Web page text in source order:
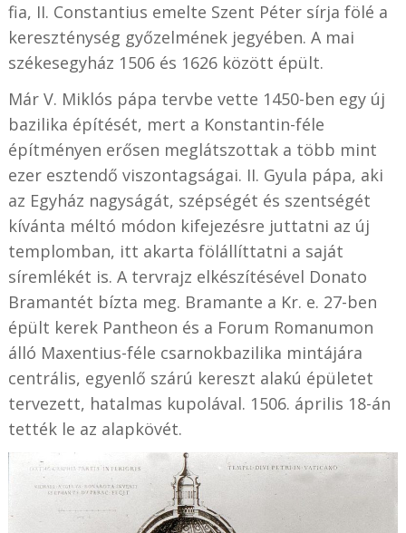
fia, II. Constantius emelte Szent Péter sírja fölé a
kereszténység győzelmének jegyében. A mai
székesegyház 1506 és 1626 között épült.
Már V. Miklós pápa tervbe vette 1450-ben egy új
bazilika építését, mert a Konstantin-féle
építményen erősen meglátszottak a több mint
ezer esztendő viszontagságai. II. Gyula pápa, aki
az Egyház nagyságát, szépségét és szentségét
kívánta méltó módon kifejezésre juttatni az új
templomban, itt akarta fölállíttatni a saját
síremlékét is. A tervrajz elkészítésével Donato
Bramantét bízta meg. Bramante a Kr. e. 27-ben
épült kerek Pantheon és a Forum Romanumon
álló Maxentius-féle csarnokbazilika mintájára
centrális, egyenlő szárú kereszt alakú épületet
tervezett, hatalmas kupolával. 1506. április 18-án
tették le az alapkövét.